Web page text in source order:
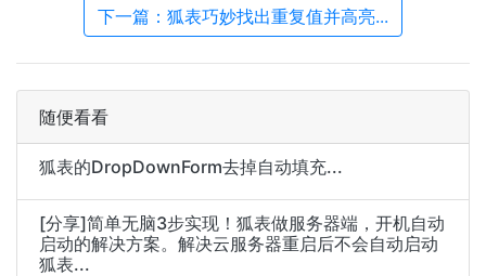
下一篇：狐表巧妙找出重复值并高亮...
随便看看
狐表的DropDownForm去掉自动填充...
[分享]简单无脑3步实现！狐表做服务器端，开机自动
启动的解决方案。解决云服务器重启后不会自动启动
狐表...